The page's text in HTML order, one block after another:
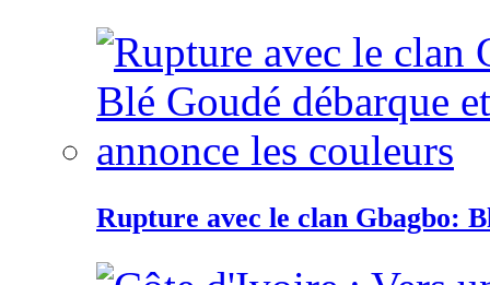
Rupture avec le clan Gbagbo: